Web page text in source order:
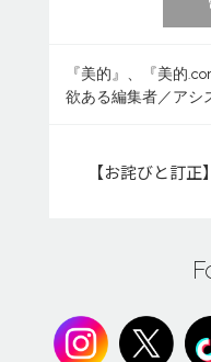
『美的』、『美的
欲ある編集者／アシ
【お詫びと訂正】